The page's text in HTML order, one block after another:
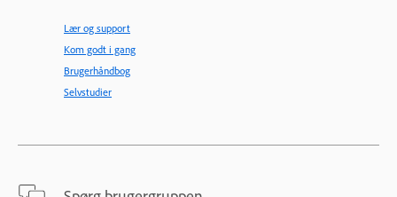
Lær og support
Kom godt i gang
Brugerhåndbog
Selvstudier